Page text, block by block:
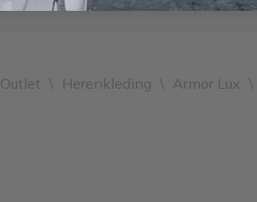
Outlet \ Herenkleding \ Armor Lux \